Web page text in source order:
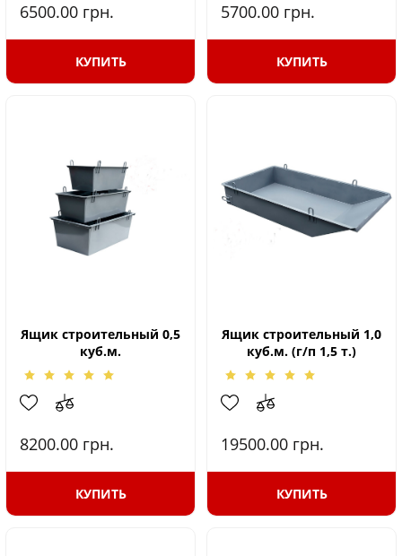
6500.00 грн.
КУПИТЬ
5700.00 грн.
КУПИТЬ
Ящик строительный 0,5
куб.м.
8200.00 грн.
КУПИТЬ
Ящик строительный 1,0
куб.м. (г/п 1,5 т.)
19500.00 грн.
КУПИТЬ